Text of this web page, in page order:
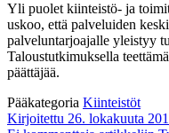
Yli puolet kiinteistö- ja
uskoo, että palveluiden
palveluntarjoajalle yleistyy
Taloustutkimuksella
päättäjää.
Pääkategoria Kiinteistöt
Kirjoitettu 26. lokakuuta